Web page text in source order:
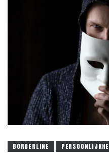
BORDERLINE